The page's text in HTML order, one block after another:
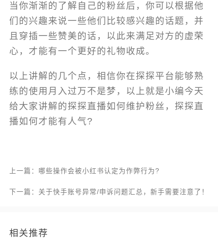
当你渐渐的了解自己的粉丝后，你可以根据他
们的兴趣来说一些他们比较感兴趣的话题，并
且穿插一些赞美的话，以此来满足对方的虚荣
心，才能有一个更好的礼物收成。
以上讲解的几个点，相信你在探探平台能够熟
练的使用月入过万不是梦，以上就是小编今天
给大家讲解的探探直播如何维护粉丝，探探直
播如何才能有人气?
上一篇：哪些操作会被小红书认定为作弊行为?
下一篇：关于快手账号异常/申诉问题汇总，新手需要注意了！
相关推荐